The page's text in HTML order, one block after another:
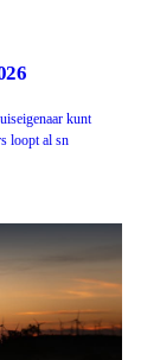
kunt
loopt al sn